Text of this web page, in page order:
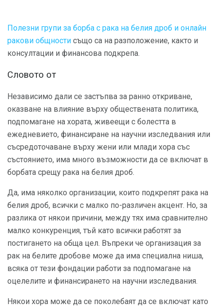
Полезни групи за борба с рака на белия дроб и онлайн
ракови общности също са на разположение, както и
консултации и финансова подкрепа.
Словото от
Независимо дали се застъпва за ранно откриване,
оказване на влияние върху обществената политика,
подпомагане на хората, живеещи с болестта в
ежедневието, финансиране на научни изследвания или
съсредоточаване върху жени или млади хора със
състоянието, има много възможности да се включат в
борбата срещу рака на белия дроб.
Да, има няколко организации, които подкрепят рака на
белия дроб, всички с малко по-различен акцент. Но, за
разлика от някои причини, между тях има сравнително
малко конкуренция, тъй като всички работят за
постигането на обща цел. Въпреки че организация за
рак на белите дробове може да има специална ниша,
всяка от тези фондации работи за подпомагане на
оцелелите и финансирането на научни изследвания.
Някои хора може да се поколебаят да се включат като